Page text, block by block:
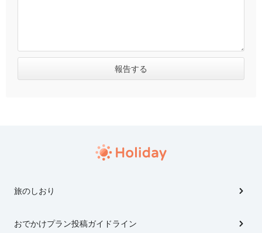
旅のしおり
おでかけプラン投稿ガイドライン